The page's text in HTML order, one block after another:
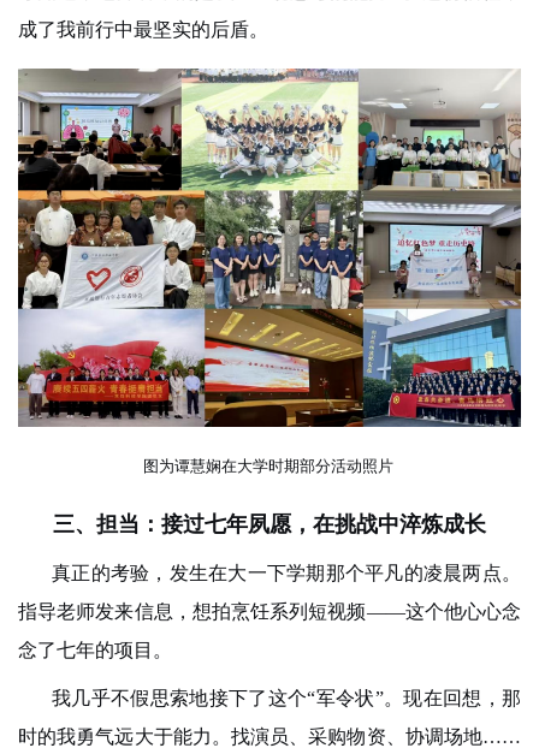
成了我前行中最坚实的后盾。
图为谭慧娴在大学时期部分活动照片
三、担当：接过七年夙愿，在挑战中淬炼成长
真正的考验，发生在大一下学期那个平凡的凌晨两点。
指导老师发来信息，想拍烹饪系列短视频——这个他心心念
念了七年的项目。
我几乎不假思索地接下了这个“军令状”。现在回想，那
时的我勇气远大于能力。找演员、采购物资、协调场地……